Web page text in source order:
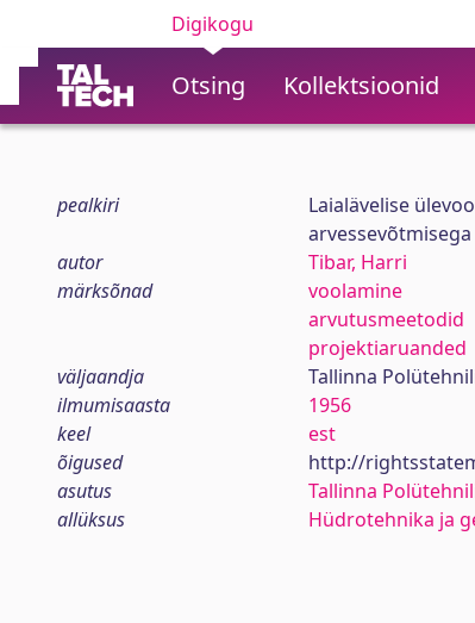
Digikogu
Otsing Kollektsioonid
pealkiri
Laialävelise
arvessevõtmisega
autor
Tibar, Harri
märksõnad
voolamine
arvutusmeetodid
projektiaruanded
väljaandja
Tallinna
ilmumisaasta
1956
keel
est
õigused
http://
asutus
Tallinna
allüksus
Hüdrotehnika ja